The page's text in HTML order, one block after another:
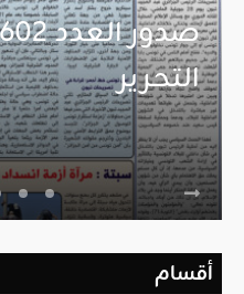
التحرير
أقسام